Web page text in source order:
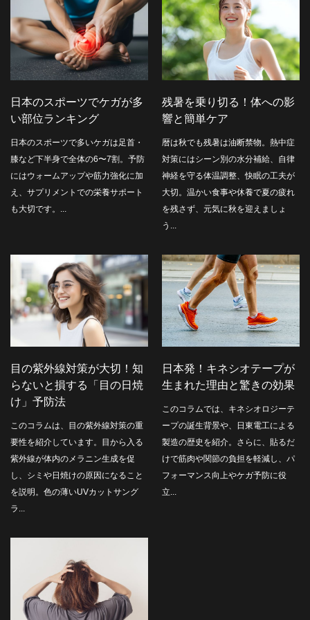
日本のスポーツでケガが多
い部位ランキング
日本のスポーツで多いケガは足首・
膝など下半身で全体の6〜7割。予防
にはウォームアップや筋力強化に加
え、サプリメントでの栄養サポート
も大切です。...
残暑を乗り切る！体への影
響と簡単ケア
暦は秋でも残暑は油断禁物。熱中症
対策にはシーン別の水分補給、自律
神経を守る体温調整、快眠の工夫が
大切。温かい食事や休養で夏の疲れ
を残さず、元気に秋を迎えましょ
う...
目の紫外線対策が大切！知
らないと損する「目の日焼
け」予防法
このコラムは、目の紫外線対策の重
要性を紹介しています。目から入る
紫外線が体内のメラニン生成を促
し、シミや日焼けの原因になること
を説明。色の薄いUVカットサング
ラ...
日本発！キネシオテープが
生まれた理由と驚きの効果
このコラムでは、キネシオロジーテ
ープの誕生背景や、日東電工による
製造の歴史を紹介。さらに、貼るだ
けで筋肉や関節の負担を軽減し、パ
フォーマンス向上やケガ予防に役
立...